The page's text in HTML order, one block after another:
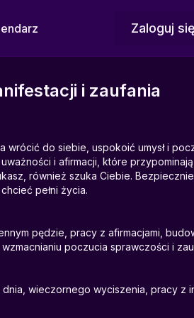
Zaloguj się
i zaufania
wrócić do siebie, uspokoić umysł i
uważności i afirmacji, które
również szuka Ciebie.
pełni życia.
pędzie, pracy z afirmacjami,
poczucia sprawczości i
wieczornego wyciszenia, pracy z
sam ze sobą.